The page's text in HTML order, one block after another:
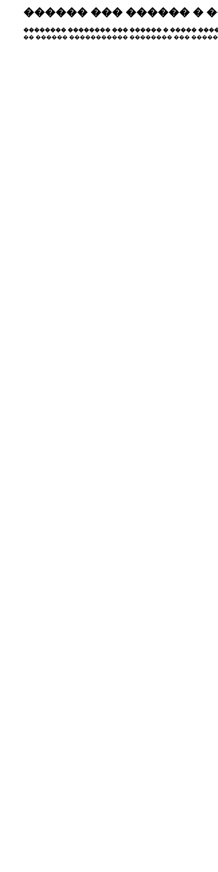
������ ��� ������ �
�������� �������� ��� ������ � �����
�� ������ ����������� �������� ���